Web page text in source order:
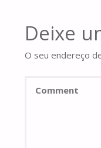
Deixe
O seu endereço